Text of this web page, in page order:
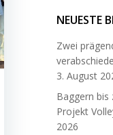
NEUESTE
Zwei
3. August
Baggern bis
Projekt
2026